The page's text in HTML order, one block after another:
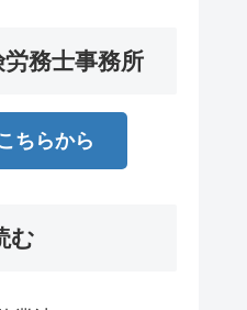
労務士事務所
ちらから
む